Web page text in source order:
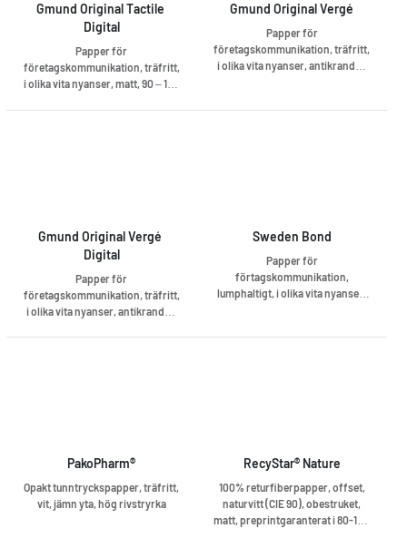
Gmund Original Tactile
Digital
Papper för
företagskommunikation, träfritt,
i olika vita nyanser, matt, 90 – 100
Gmund Original Vergé
Papper för
företagskommunikation, träfritt,
i olika vita nyanser, antikrandat,
Gmund Original Vergé
Digital
Papper för
företagskommunikation, träfritt,
i olika vita nyanser, antikrandat,
Sweden Bond
Papper för
förtagskommunikation,
lumphaltigt, i olika vita nyanser,
PakoPharm®
Opakt tunntryckspapper, träfritt,
vit, jämn yta, hög rivstryrka
RecyStar® Nature
100% returfiberpapper, offset,
naturvitt (CIE 90), obestruket,
matt, preprintgaranterat i 80-100